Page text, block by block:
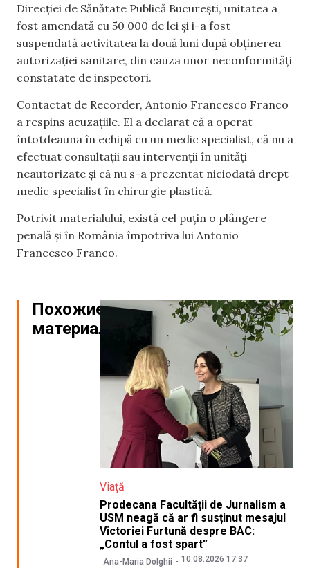
Direcției de Sănătate Publică București, unitatea a
fost amendată cu 50 000 de lei și i-a fost
suspendată activitatea la două luni după obținerea
autorizației sanitare, din cauza unor neconformități
constatate de inspectori.
Contactat de Recorder, Antonio Francesco Franco
a respins acuzațiile. El a declarat că a operat
întotdeauna în echipă cu un medic specialist, că nu a
efectuat consultații sau intervenții în unități
neautorizate și că nu s-a prezentat niciodată drept
medic specialist în chirurgie plastică.
Potrivit materialului, există cel puțin o plângere
penală și în România împotriva lui Antonio
Francesco Franco.
Похожие
материалы
Viață
Prodecana Facultății de Jurnalism a
USM neagă că ar fi susținut mesajul
Victoriei Furtună despre BAC:
„Contul a fost spart”
Ana-Maria Dolghii 10.08.2026 17:37